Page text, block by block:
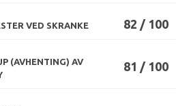
VED SKRANKE 82 / 100
(AVHENTING) AV
81 / 100